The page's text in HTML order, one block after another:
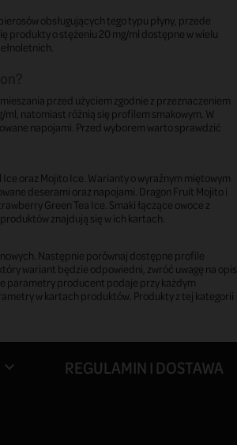
obsługujących tego typu płyny, przede
produkty o stężeniu 20 mg/ml dostępne w wielu
przed użyciem zgodnie z przeznaczeniem
natomiast różnią się profilem smakowym. W
napojami. Przed wyborem warto sprawdzić
oraz Mojito Ice. Warianty o wyraźnym miętowym
deserami oraz napojami. Dragon Fruit Mojito i
Green Tea Ice. Smaki łączące owoce z
znajdują się w ich kartach.
Następnie porównaj dostępne profile
wariant będzie odpowiedni, zwróć uwagę na opis
parametry producent podaje przy każdym
w kartach produktów. Produkty z tej kategorii
 REGULAMIN I DOSTAWA